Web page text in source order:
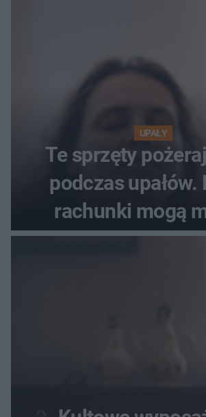
UPAŁY
Te sprzęty
podczas upałów.
rachunki mogą
wzrosnąć